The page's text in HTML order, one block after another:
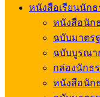
หนังสือเรียนนักธ
หนังสือนัก
ฉบับมาตร
ฉบับบูรณา
กล่องนักธ
หนังสือนัก